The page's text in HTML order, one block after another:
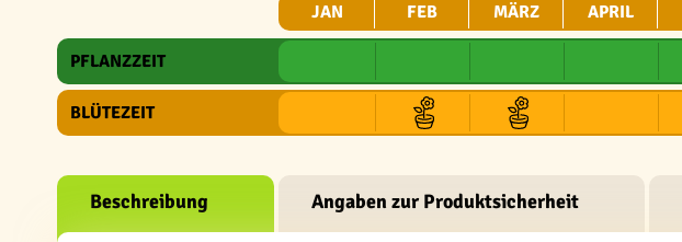
JAN FEB MÄRZ APRIL
PFLANZZEIT
BLÜTEZEIT
Beschreibung Angaben zur Produktsicherheit